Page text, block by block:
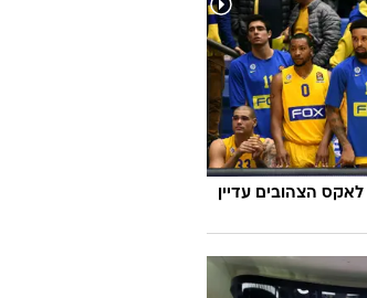
הצהובים עדיין